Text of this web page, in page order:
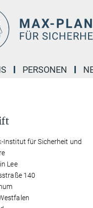
PERSONEN
Institut für Sicherheit und
Lee
140